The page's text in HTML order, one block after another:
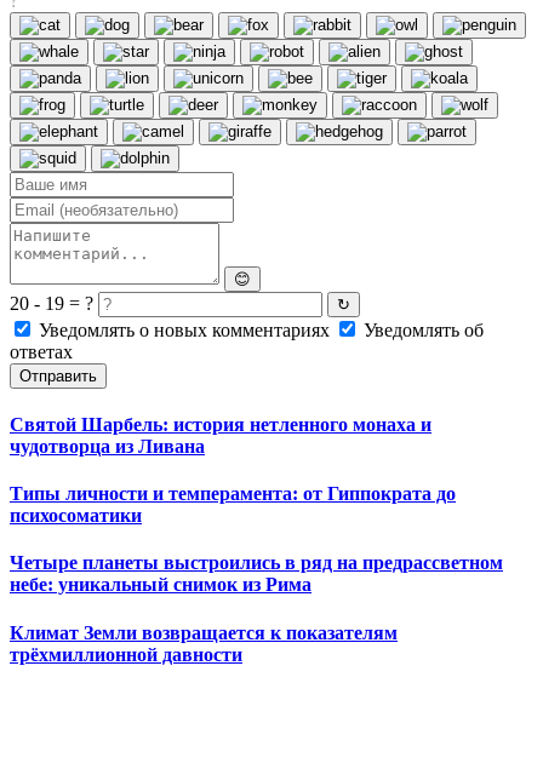
😊
20 - 19 = ? ↻
Уведомлять о новых комментариях
Уведомлять об
ответах
Отправить
Святой Шарбель: история нетленного монаха и
чудотворца из Ливана
Типы личности и темперамента: от Гиппократа до
психосоматики
Четыре планеты выстроились в ряд на предрассветном
небе: уникальный снимок из Рима
Климат Земли возвращается к показателям
трёхмиллионной давности